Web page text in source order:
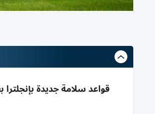
قواعد سلامة جديدة